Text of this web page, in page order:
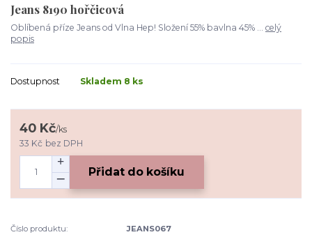
Jeans 8190 hořčicová
Oblíbená příze Jeans od Vlna Hep! Složení 55% bavlna 45% ... celý
popis
Dostupnost Skladem 8 ks
40 Kč/ks
33 Kč bez DPH
Přidat do košíku
Číslo produktu:
JEANS067